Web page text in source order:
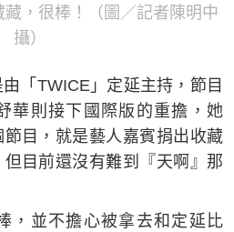
，很棒！（圖／記者陳明中
攝）
「TWICE」定延主持，節目
華則接下國際版的重擔，她
目，就是藝人嘉賓捐出收藏
目前還沒有難到『天啊』那
，並不擔心被拿去和定延比